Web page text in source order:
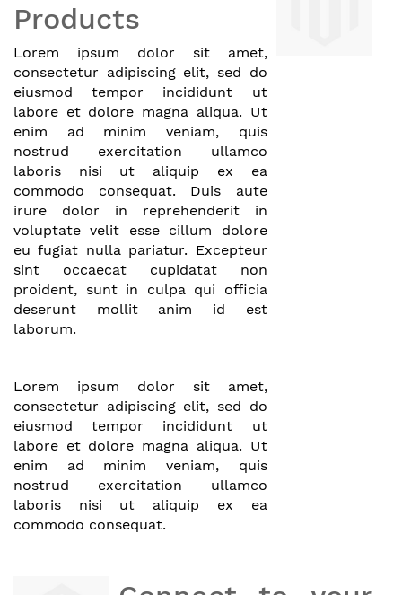
Products
Lorem ipsum dolor sit amet,
consectetur adipiscing elit, sed do
eiusmod tempor incididunt ut
labore et dolore magna aliqua. Ut
enim ad minim veniam, quis
nostrud exercitation ullamco
laboris nisi ut aliquip ex ea
commodo consequat. Duis aute
irure dolor in reprehenderit in
voluptate velit esse cillum dolore
eu fugiat nulla pariatur. Excepteur
sint occaecat cupidatat non
proident, sunt in culpa qui officia
deserunt mollit anim id est
laborum.
Lorem ipsum dolor sit amet,
consectetur adipiscing elit, sed do
eiusmod tempor incididunt ut
labore et dolore magna aliqua. Ut
enim ad minim veniam, quis
nostrud exercitation ullamco
laboris nisi ut aliquip ex ea
commodo consequat.